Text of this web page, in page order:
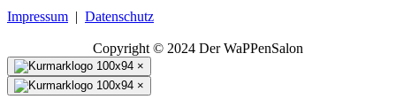
Impressum | Datenschutz
Copyright © 2024 Der WaPPenSalon
×
×